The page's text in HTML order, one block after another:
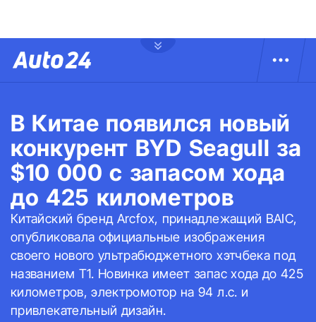
В Китае появился новый
конкурент BYD Seagull за
$10 000 с запасом хода
до 425 километров
Китайский бренд Arcfox, принадлежащий BAIC,
опубликовала официальные изображения
своего нового ультрабюджетного хэтчбека под
названием T1. Новинка имеет запас хода до 425
километров, электромотор на 94 л.с. и
привлекательный дизайн.